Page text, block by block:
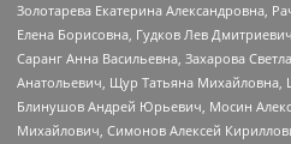
Золотарева Екатерина Александровна,
Елена Борисовна, Гудков Лев
Саранг Анна Васильевна, Захарова
Анатольевич, Щур Татьяна Михайловна,
Блинушов Андрей Юрьевич, Мосин
Михайлович, Симонов Алексей